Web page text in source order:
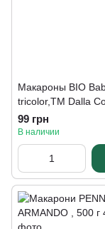
Макароны BIO
tricolor,ТМ Dalla
99 грн
В наличии